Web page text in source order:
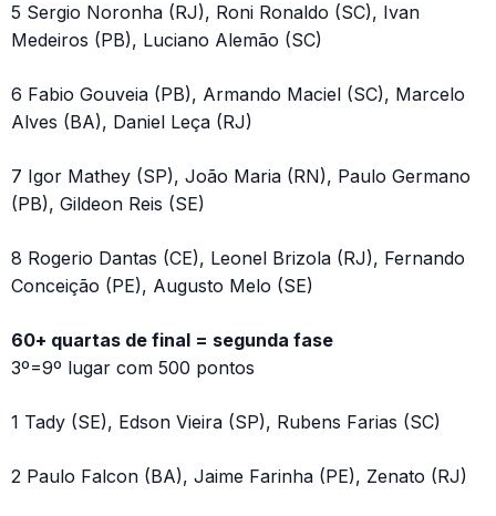
5 Sergio Noronha (RJ), Roni Ronaldo (SC), Ivan
Medeiros (PB), Luciano Alemão (SC)
6 Fabio Gouveia (PB), Armando Maciel (SC), Marcelo
Alves (BA), Daniel Leça (RJ)
7 Igor Mathey (SP), João Maria (RN), Paulo Germano
(PB), Gildeon Reis (SE)
8 Rogerio Dantas (CE), Leonel Brizola (RJ), Fernando
Conceição (PE), Augusto Melo (SE)
60+ quartas de final = segunda fase
3º=9º lugar com 500 pontos
1 Tady (SE), Edson Vieira (SP), Rubens Farias (SC)
2 Paulo Falcon (BA), Jaime Farinha (PE), Zenato (RJ)